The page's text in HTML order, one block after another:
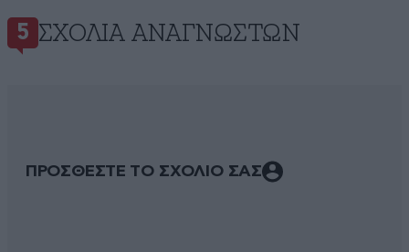
5 ΣΧΌΛΙΑ ΑΝΑΓΝΩΣΤΏΝ
ΠΡΟΣΘΕΣΤΕ ΤΟ ΣΧΟΛΙΟ ΣΑΣ